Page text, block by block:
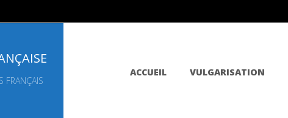
FRANÇAIS
ACCUEIL VULGARISATION